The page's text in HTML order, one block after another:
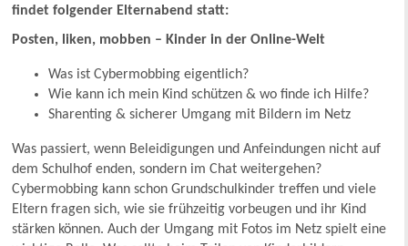
findet folgender Elternabend statt:
Posten, liken, mobben – Kinder in der Online-Welt
Was ist Cybermobbing eigentlich?
Wie kann ich mein Kind schützen & wo finde ich Hilfe?
Sharenting & sicherer Umgang mit Bildern im Netz
Was passiert, wenn Beleidigungen und Anfeindungen nicht auf
dem Schulhof enden, sondern im Chat weitergehen?
Cybermobbing kann schon Grundschulkinder treffen und viele
Eltern fragen sich, wie sie frühzeitig vorbeugen und ihr Kind
stärken können. Auch der Umgang mit Fotos im Netz spielt eine